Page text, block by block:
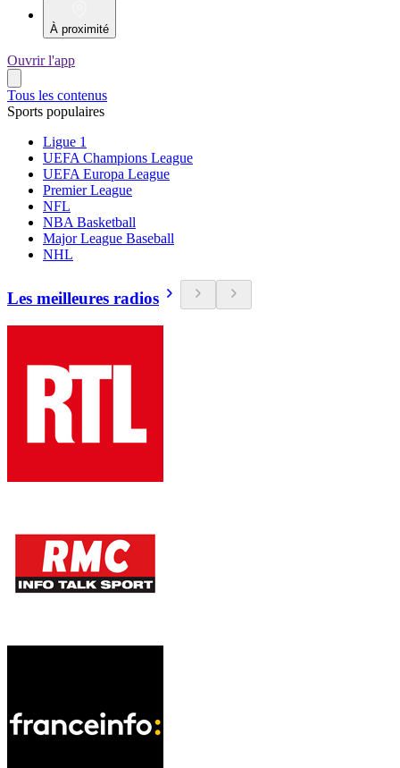
À proximité
Ouvrir l'app
Tous les contenus
Sports populaires
Ligue 1
UEFA Champions League
UEFA Europa League
Premier League
NFL
NBA Basketball
Major League Baseball
NHL
Les meilleures radios